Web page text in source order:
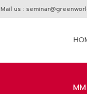
Mail us :